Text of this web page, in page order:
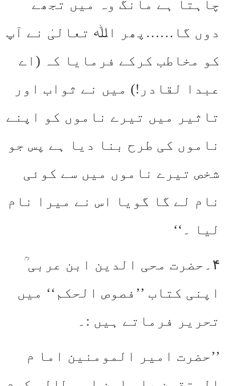
چاہتا ہے مانگ وہ میں تجھے
دوں گا……پھر اﷲ تعالیٰ نے آپ
کو مخاطب کرکے فرمایا کہ (اے
عبدا لقادر!) میں نے ثواب اور
تاثیر میں تیرے ناموں کو اپنے
ناموں کی طرح بنا دیا ہے پس جو
شخص تیرے ناموں میں سے کوئی
نام لے گا گویا اس نے میرا نام
لیا ۔‘‘
۴۔حضرت محی الدین ابن عربی ؒ
اپنی کتاب ’’فصوص الحکم‘‘ میں
تحریر فرماتے ہیں :۔
’’حضرت امیر المومنین اما م